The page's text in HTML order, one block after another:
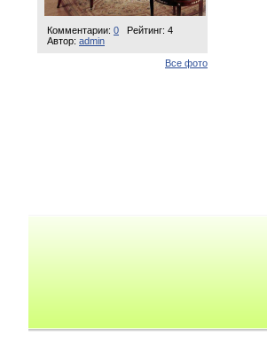
Комментарии: 0
Рейтинг: 4
Автор: admin
Все фото